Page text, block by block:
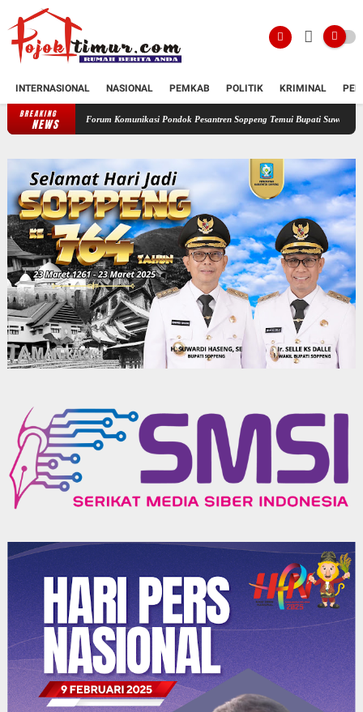
INTERNASIONAL NASIONAL PEMKAB POLITIK KRIMINAL
BREAKING
NEWS
Forum Komunikasi Pondok Pesantren Soppeng Temui Bupati Suwardi Haseng